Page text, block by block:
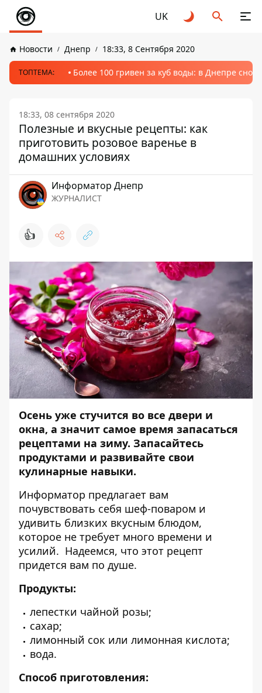
UK
Новости Днепр 18:33, 8 Сентября 2020
ТОПТЕМА: Более 100 гривен за куб воды: в Днепре
18:33, 08 сентября 2020
Полезные и вкусные рецепты: как
приготовить розовое варенье в
домашних условиях
Информатор Днепр
ЖУРНАЛИСТ
👍
Осень уже стучится во все двери и
окна, а значит самое время запасаться
рецептами на зиму. Запасайтесь
продуктами и развивайте свои
кулинарные навыки.
Информатор предлагает вам
почувствовать себя шеф-поваром и
удивить близких вкусным блюдом,
которое не требует много времени и
усилий. Надеемся, что этот рецепт
придется вам по душе.
Продукты:
лепестки чайной розы;
сахар;
лимонный сок или лимонная кислота;
вода.
Способ приготовления: